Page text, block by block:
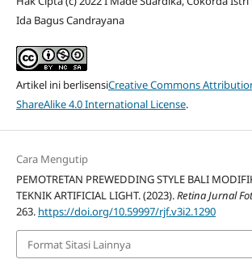
Ida Bagus Candrayana
Artikel ini berlisensiCreative Commons
ShareAlike 4.0 International License.
Cara Mengutip
PEMOTRETAN PREWEDDING STYLE BALI
TEKNIK ARTIFICIAL LIGHT. (2023).Retina Jurnal
263. https://doi.org/10.59997/rjf.v3i2.1290
Format Sitasi Lainnya